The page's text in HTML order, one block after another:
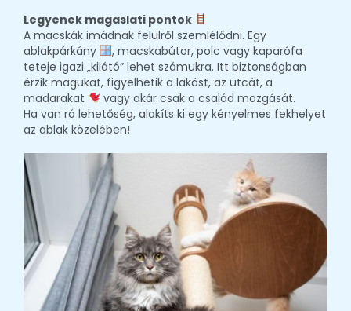
Legyenek magaslati pontok
A macskák imádnak felülről szemlélődni. Egy
ablakpárkány
, macskabútor, polc vagy kaparófa
teteje igazi „kilátó” lehet számukra. Itt biztonságban
érzik magukat, figyelhetik a lakást, az utcát, a
madarakat
vagy akár csak a család mozgását.
Ha van rá lehetőség, alakíts ki egy kényelmes fekhelyet
az ablak közelében!